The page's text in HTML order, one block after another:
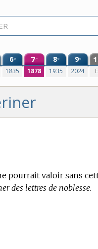
6e
1835
7e
1878
8e
1935
9e
2024
pourrait valoir sans
des lettres de noblesse.